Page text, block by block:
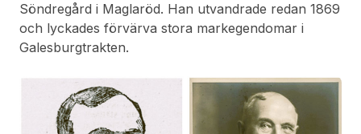
Söndregård i Maglaröd. Han utvandrade redan 1869
och lyckades förvärva stora markegendomar i
Galesburgtrakten.